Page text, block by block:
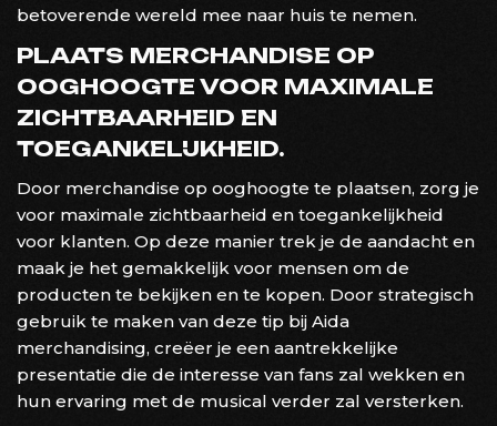
betoverende wereld mee naar huis te nemen.
PLAATS MERCHANDISE OP
OOGHOOGTE VOOR MAXIMALE
ZICHTBAARHEID EN
TOEGANKELIJKHEID.
Door merchandise op ooghoogte te plaatsen, zorg je
voor maximale zichtbaarheid en toegankelijkheid
voor klanten. Op deze manier trek je de aandacht en
maak je het gemakkelijk voor mensen om de
producten te bekijken en te kopen. Door strategisch
gebruik te maken van deze tip bij Aida
merchandising, creëer je een aantrekkelijke
presentatie die de interesse van fans zal wekken en
hun ervaring met de musical verder zal versterken.